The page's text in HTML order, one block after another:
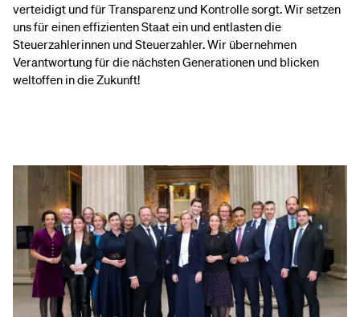
verteidigt und für Transparenz und Kontrolle sorgt. Wir setzen
uns für einen effizienten Staat ein und entlasten die
Steuerzahlerinnen und Steuerzahler. Wir übernehmen
Verantwortung für die nächsten Generationen und blicken
weltoffen in die Zukunft!